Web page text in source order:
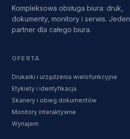
Kompleksowa obsługa biura: druk,
dokumenty, monitory i serwis. Jeden
partner dla całego biura.
OFERTA
Drukarki i urządzenia wielofunkcyjne
Etykiety i identyfikacja
Skanery i obieg dokumentów
Monitory interaktywne
Wynajem